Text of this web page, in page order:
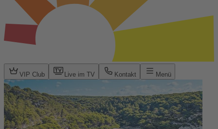
VIP Club Live im TV Kontakt Menü